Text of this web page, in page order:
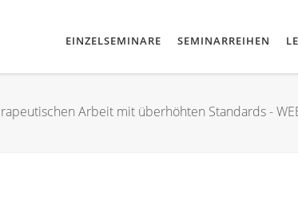
EINZELSEMINARE SEMINARREIHEN
Arbeit mit überhöhten Standards -